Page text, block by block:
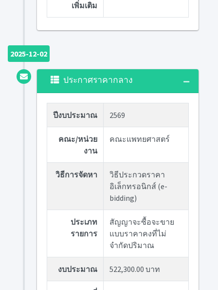
เพิ่มเติม
2025-12-02
ประกาศราคากลาง
ปีงบประมาณ 2569
คณะ/หน่วย
งาน
คณะแพทยศาสตร์
วิธีการจัดหา
วิธีประกวดราคา
อิเล็กทรอนิกส์ (e-
bidding)
ประเภท
รายการ
สัญญาจะซื้อจะขาย
แบบราคาคงที่ไม่
จำกัดปริมาณ
งบประมาณ 522,300.00 บาท